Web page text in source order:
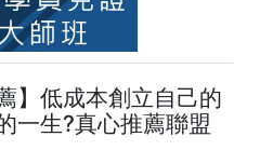
】低成本創立自己的
一生?真心推薦聯盟